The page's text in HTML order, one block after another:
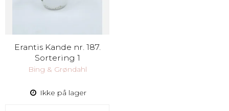
Erantis Kande nr. 187.
Sortering 1
Bing & Grøndahl
Ikke på lager